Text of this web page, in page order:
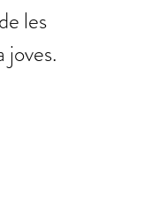
les
joves.